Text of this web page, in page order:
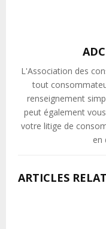
L'Association des
tout
renseignement
peut également
votre litige de
en
ARTICLES